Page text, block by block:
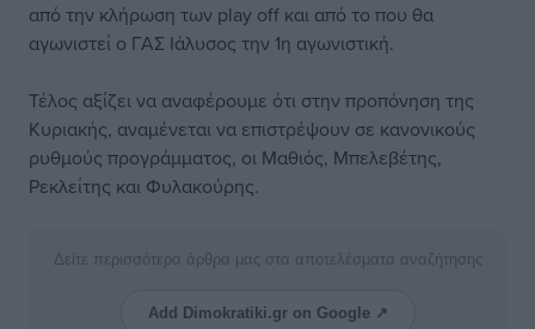
από την κλήρωση των play off και από το που θα
αγωνιστεί ο ΓΑΣ Ιάλυσος την 1η αγωνιστική.
Τέλος αξίζει να αναφέρουμε ότι στην προπόνηση της
Κυριακής, αναμένεται να επιστρέψουν σε κανονικούς
ρυθμούς προγράμματος, οι Μαθιός, Μπελεβέτης,
Ρεκλείτης και Φυλακούρης.
Δείτε περισσότερα άρθρα μας στα αποτελέσματα αναζήτησης
Add Dimokratiki.gr on Google ↗